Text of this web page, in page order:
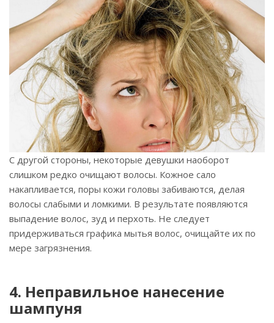
С другой стороны, некоторые девушки наоборот
слишком редко очищают волосы. Кожное сало
накапливается, поры кожи головы забиваются, делая
волосы слабыми и ломкими. В результате появляются
выпадение волос, зуд и перхоть. Не следует
придерживаться графика мытья волос, очищайте их по
мере загрязнения.
4. Неправильное нанесение
шампуня